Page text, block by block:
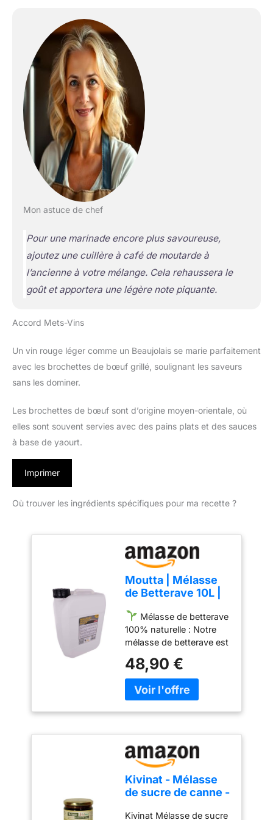
Mon astuce de chef
Pour une marinade encore plus savoureuse,
ajoutez une cuillère à café de moutarde à
l’ancienne à votre mélange. Cela rehaussera le
goût et apportera une légère note piquante.
Accord Mets-Vins
Un vin rouge léger comme un Beaujolais se marie parfaitement
avec les brochettes de bœuf grillé, soulignant les saveurs
sans les dominer.
Les brochettes de bœuf sont d’origine moyen-orientale, où
elles sont souvent servies avec des pains plats et des sauces
à base de yaourt.
Imprimer
Où trouver les ingrédients spécifiques pour ma recette ?
Moutta | Mélasse
de Betterave 10L |
Croissance de Vos
Plantes |
Complément pour
la nutrition animale
| Usage Universel
Mélasse de betterave
100% naturelle : Notre
mélasse de betterave est
raffiné, issu
exclusivement de
betteraves. Elle est idéale
le sol et stimuler la vie
microbienne, sans
additifs ni produits
chimiques. Haute teneur
en sucre pour la
fabrication de micro-
48,90 €
Kivinat - Mélasse
de sucre de canne -
Kivinat Mélasse de sucre